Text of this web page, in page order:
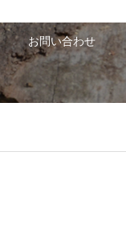
お問い合わせ